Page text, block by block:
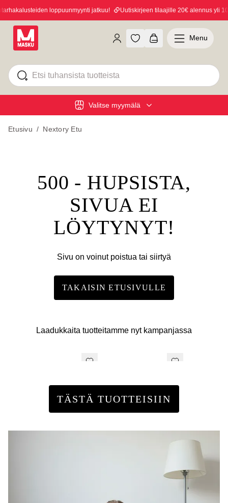
loppuunmyynti jatkuu! Uutiskirjeen tilaajille 20€ alennus yli
Valitse myymälä
Menu
Etusivu / Nextory Etu
500 - HUPSISTA,
SIVUA EI
LÖYTYNYT!
Sivu on voinut poistua tai siirtyä
TAKAISIN ETUSIVULLE
Laadukkaita tuotteitamme nyt kampanjassa
TÄSTÄ TUOTTEISIIN